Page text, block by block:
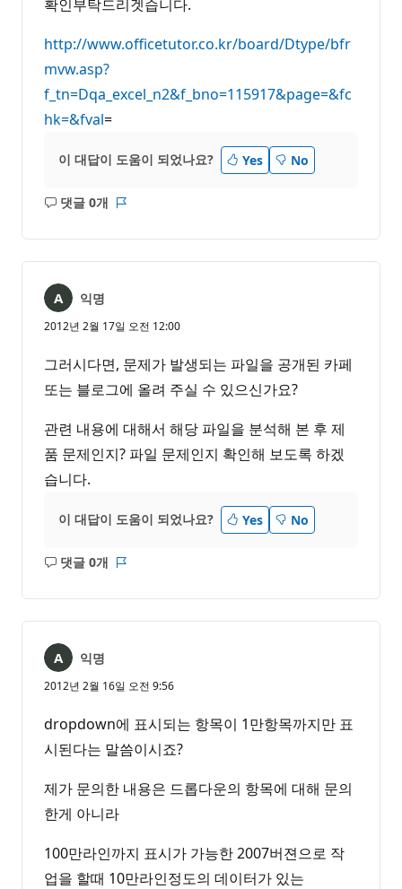
확인부탁드리겟습니다.
http://www.officetutor.co.kr/board/Dtype/bfr
mvw.asp?
f_tn=Dqa_excel_n2&f_bno=115917&page=&fc
hk=&fval=
이 대답이 도움이 되었나요? Yes No
댓글 0개
설
음
익명
2012년 2월 17일 오전 12:00
그러시다면, 문제가 발생되는 파일을 공개된 카페
또는 블로그에 올려 주실 수 있으신가요?
관련 내용에 대해서 해당 파일을 분석해 본 후 제
품 문제인지? 파일 문제인지 확인해 보도록 하겠
습니다.
이 대답이 도움이 되었나요? Yes No
댓글 0개
설
음
익명
2012년 2월 16일 오전 9:56
dropdown에 표시되는 항목이 1만항목까지만 표
시된다는 말씀이시죠?
제가 문의한 내용은 드롭다운의 항목에 대해 문의
한게 아니라
100만라인까지 표시가 가능한 2007버젼으로 작
업을 할때 10만라인정도의 데이터가 있는